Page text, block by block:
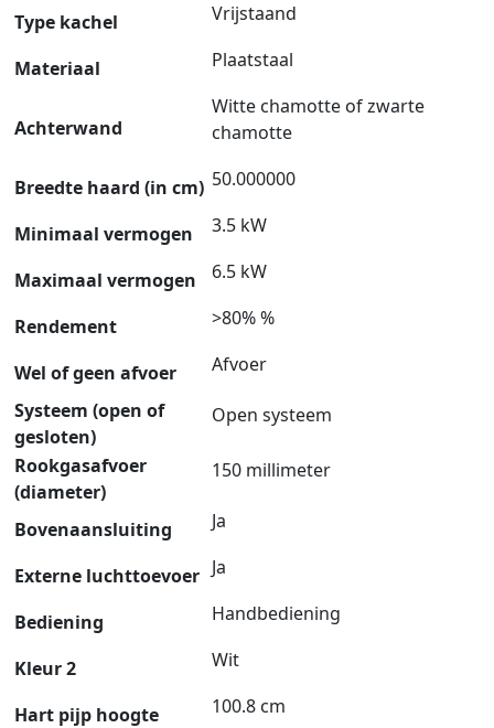
Type kachel Vrijstaand
Materiaal Plaatstaal
Achterwand
Witte chamotte of zwarte
chamotte
Breedte haard (in cm) 50.000000
Minimaal vermogen 3.5 kW
Maximaal vermogen 6.5 kW
Rendement >80% %
Wel of geen afvoer
Afvoer
Systeem (open of
gesloten)
Open systeem
Rookgasafvoer
(diameter)
150 millimeter
Bovenaansluiting Ja
Externe luchttoevoer Ja
Bediening Handbediening
Kleur 2 Wit
Hart pijp hoogte 100.8 cm